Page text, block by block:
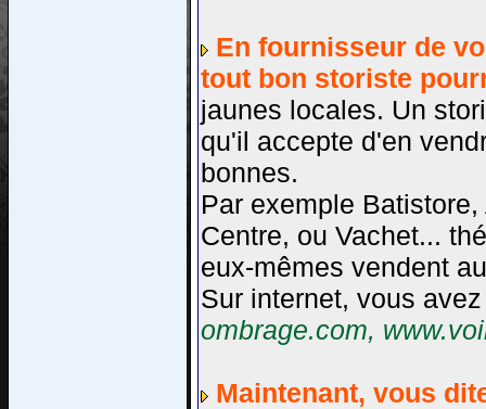
En fournisseur de
tout bon storiste
jaunes locales. Un
qu'il accepte d'en
bonnes.
Par exemple
Centre, ou Vachet...
eux-mêmes vendent
Sur internet, vous
ombrage.com,
Maintenant, vous